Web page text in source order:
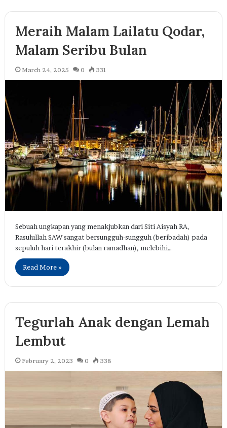
Meraih Malam Lailatu Qodar,
Malam Seribu Bulan
March 24, 2025 0 331
Sebuah ungkapan yang menakjubkan dari Siti Aisyah RA,
Rasulullah SAW sangat bersungguh-sungguh (beribadah) pada
sepuluh hari terakhir (bulan ramadhan), melebihi…
Read More »
Tegurlah Anak dengan Lemah
Lembut
February 2, 2023 0 338